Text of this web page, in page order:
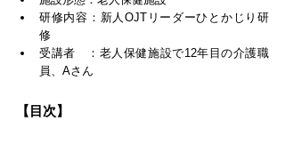
研修内容：新人OJTリーダーひとかじり研
修
受講者　：老人保健施設で12年目の介護職
員、Aさん
【目次】